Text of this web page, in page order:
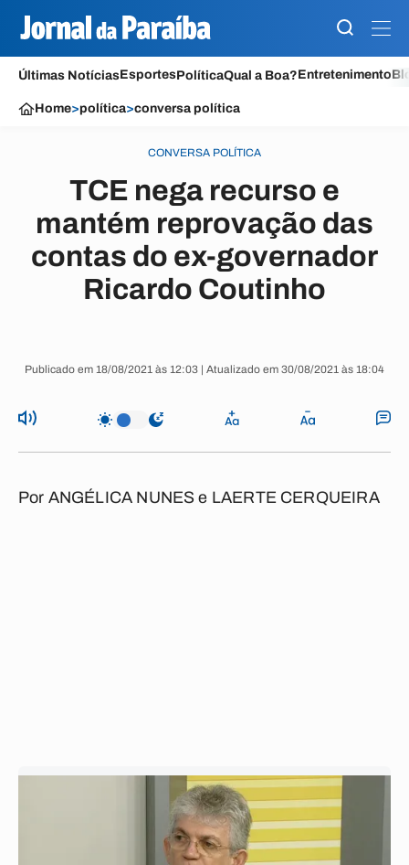
Últimas NotíciasEsportesPolíticaQual a Boa?Entretenimento
Home>política>conversa política
CONVERSA POLÍTICA
TCE nega recurso e
mantém reprovação das
contas do ex-governador
Ricardo Coutinho
Publicado em 18/08/2021 às 12:03 | Atualizado em 30/08/2021 às 18:04
Por ANGÉLICA NUNES e LAERTE CERQUEIRA